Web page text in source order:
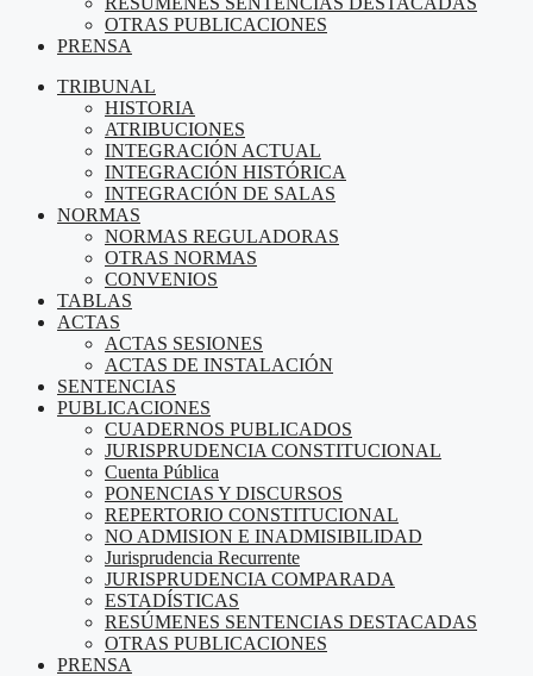
OTRAS PUBLICACIONES
PRENSA
TRIBUNAL
HISTORIA
ATRIBUCIONES
INTEGRACIÓN ACTUAL
INTEGRACIÓN HISTÓRICA
INTEGRACIÓN DE SALAS
NORMAS
NORMAS REGULADORAS
OTRAS NORMAS
CONVENIOS
TABLAS
ACTAS
ACTAS SESIONES
ACTAS DE INSTALACIÓN
SENTENCIAS
PUBLICACIONES
CUADERNOS PUBLICADOS
JURISPRUDENCIA CONSTITUCIONAL
Cuenta Pública
PONENCIAS Y DISCURSOS
REPERTORIO CONSTITUCIONAL
NO ADMISION E INADMISIBILIDAD
Jurisprudencia Recurrente
JURISPRUDENCIA COMPARADA
ESTADÍSTICAS
RESÚMENES SENTENCIAS DESTACADAS
OTRAS PUBLICACIONES
PRENSA